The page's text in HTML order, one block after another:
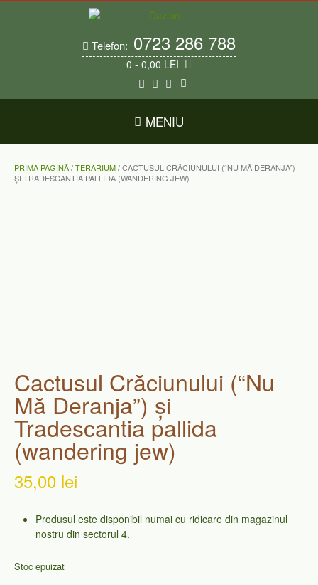
Telefon: 0723 286 788
0 - 0,00 LEI
MENIU
PRIMA PAGINĂ/TERARIUM/ CACTUSUL CRĂCIUNULUI (“NU MĂ DERANJA”)
ȘI TRADESCANTIA PALLIDA (WANDERING JEW)
Cactusul Crăciunului (“Nu
Mă Deranja”) și
Tradescantia pallida
(wandering jew)
35,00 lei
Produsul este disponibil numai cu ridicare din magazinul
nostru din sectorul 4.
Stoc epuizat